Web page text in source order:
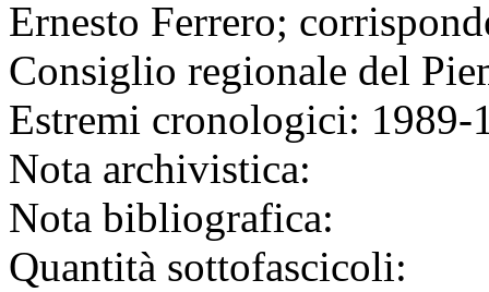
Ernesto Ferrero;
Consiglio regionale del
Estremi cronologici: 1989-
Nota archivistica:
Nota bibliografica:
Quantità sottofascicoli: